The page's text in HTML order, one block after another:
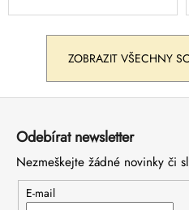
ZOBRAZIT VŠECHNY
Z
Odebírat newsletter
Nezmeškejte žádné novinky či
E-mail